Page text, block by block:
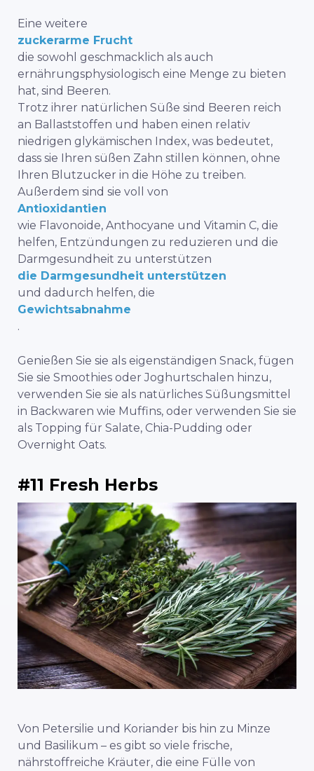
Eine weitere
zuckerarme Frucht
die sowohl geschmacklich als auch
ernährungsphysiologisch eine Menge zu bieten
hat, sind Beeren.
Trotz ihrer natürlichen Süße sind Beeren reich
an Ballaststoffen und haben einen relativ
niedrigen glykämischen Index, was bedeutet,
dass sie Ihren süßen Zahn stillen können, ohne
Ihren Blutzucker in die Höhe zu treiben.
Außerdem sind sie voll von
Antioxidantien
wie Flavonoide, Anthocyane und Vitamin C, die
helfen, Entzündungen zu reduzieren und die
Darmgesundheit zu unterstützen
die Darmgesundheit unterstützen
und dadurch helfen, die
Gewichtsabnahme
.
Genießen Sie sie als eigenständigen Snack, fügen
Sie sie Smoothies oder Joghurtschalen hinzu,
verwenden Sie sie als natürliches Süßungsmittel
in Backwaren wie Muffins, oder verwenden Sie sie
als Topping für Salate, Chia-Pudding oder
Overnight Oats.
#11 Fresh Herbs
Von Petersilie und Koriander bis hin zu Minze
und Basilikum – es gibt so viele frische,
nährstoffreiche Kräuter, die eine Fülle von